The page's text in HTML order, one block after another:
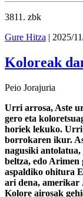
3811. zbk
Gure Hitza | 2025/
Koloreak
Peio Jorajuria
Urri arrosa, Aste
gero eta
horiek lekuko.
borrokaren ikur.
nagusiki
beltza, edo Arimen
aspaldiko ohitura
ari dena, amerikar
Kolore airosak